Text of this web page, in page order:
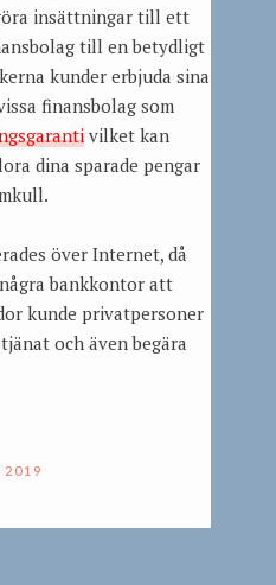
insättningar till ett
till en betydligt
kunder erbjuda sina
finansbolag som
vilket kan
dina sparade pengar
över Internet, då
bankkontor att
kunde privatpersoner
och även begära
2019